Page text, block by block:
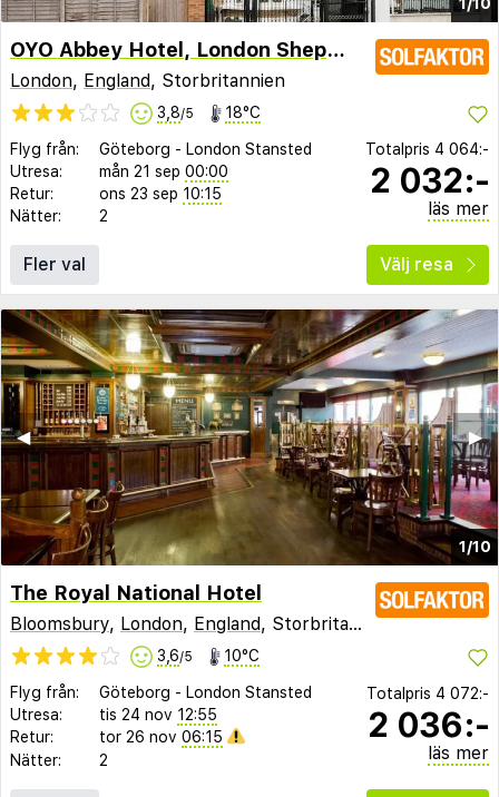
OYO Abbey Hotel, London Shepherd's Bush Market
London, England, Storbritannien
3,8/5 18°C
Flyg från: Göteborg - London Stansted
Utresa:
mån 21 sep 00:00
Retur:
ons 23 sep 10:15
Nätter:
2
Totalpris 4 064:-
2 032:-
läs mer
Fler val Välj resa
1/10
▶︎
◀︎
The Royal National Hotel
Bloomsbury, London, England, Storbritannien
3,6/5 10°C
Flyg från: Göteborg - London Stansted
Utresa:
tis 24 nov 12:55
Retur:
tor 26 nov 06:15
Nätter:
2
Totalpris 4 072:-
2 036:-
läs mer